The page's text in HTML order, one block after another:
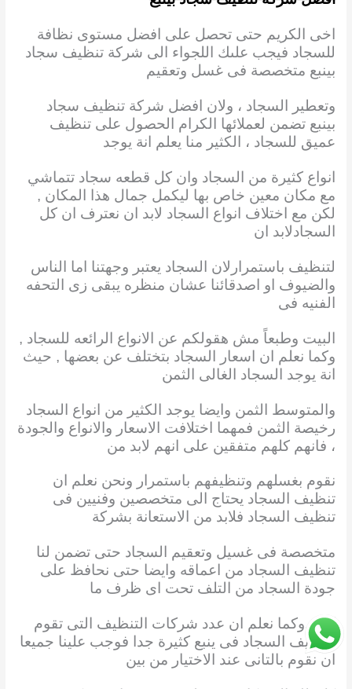
اخى الكريم حتى تحصل على افضل مستوى نظافة
للسجاد فيجب علىك اللجواء الى شركة تنظيف سجاد
بينبع متخصصة فى غسل وتعقيم
وتعطير السجاد ، ولان افضل شركة تنظيف سجاد
بينبع تضمن لعملائها الكرام الحصول على تنظيف
عميق للسجاد ، الكثير منا يعلم انة يوجد
انواع كثيرة من السجاد وان كل قطعه سجاد تتماشي
مع مكان معين خاص بها ليكمل جمال هذا المكان ,
لكن مع اختلاف انواع السجاد لابد ان نعترف ان كل
السجادلابد ان
لتنظيف باستمرارلان السجاد يعتبر وجهتنا اما الناس
والضيوف او اصدقائنا عشان منظره يبقى زى التحفه
الفنيه فى
البيت وطبعاً مش هقولكم عن الانواع الرائعه للسجاد ,
وكما نعلم ان اسعار السجاد بتختلف عن بعضها , حيث
انة يوجد السجاد الغالى الثمن
والمتوسط الثمن وايضا يوجد الكثير من انواع السجاد
رخيصة الثمن فمهما اختلافت الاسعار والانواع والجودة
، فانهم كلهم متفقين على انهم لابد من
نقوم بغسلهم وتنظيفهم باستمرار ونحن نعلم ان
تنظيف السجاد يحتاج الى متخصصين وفنيين فى
تنظيف السجاد فلابد من الاستعانة بشركة
متخصصة فى غسيل وتعقيم السجاد حتى تضمن لنا
تنظيف السجاد من اعماقه وايضا حتى نحافظ على
جودة السجاد من التلف تحت اى ظرف ما
كان ,وكما نعلم ان عدد شركات التنظيف التى تقوم
بتنظيف السجاد فى ينبع كثيرة جدا فوجب علينا جميعا
ان نقوم بالتانى عند الاختيار من بين